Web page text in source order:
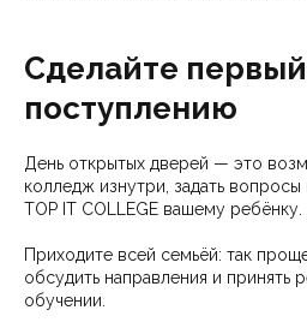
Сделайте
поступлению
День открытых дверей — это
колледж изнутри, задать вопросы
TOP IT COLLEGE вашему ребёнку.
Приходите всей семьёй: так
обсудить направления и
обучении.